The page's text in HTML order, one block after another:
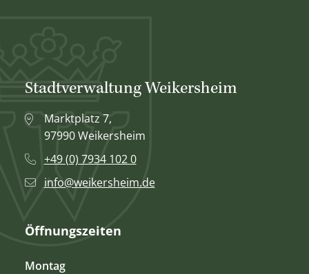
Stadtverwaltung Weikersheim
Marktplatz 7,
97990 Weikersheim
+49 (0) 7934 102 0
info@weikersheim.de
Öffnungszeiten
Montag